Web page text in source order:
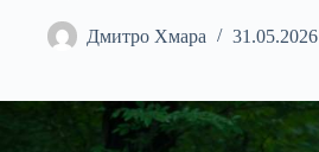
Дмитро Хмара 31.05.2026